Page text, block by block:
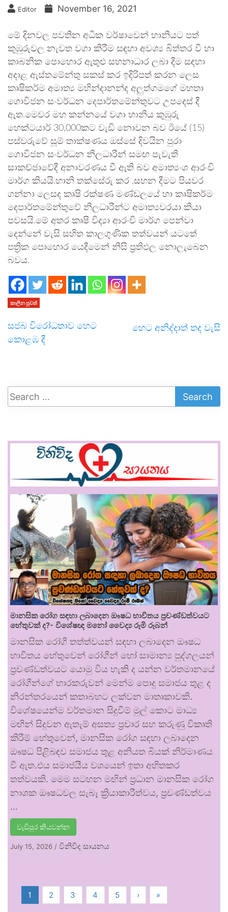
Editor November 16, 2021
මේ දිනවල පවතින අධික වර්ෂාවෙන් හානියට පත්
කුඹුරුවල නැවත වගා කිරීම සඳහා අවශ්‍ය බිත්තර වී හා
කාබනික පොහොර ඇතුළු සහනාධාර ලබා දීම සඳහා
අදාළ ඇස්තමේන්තු සකස් කර ඉදිරිපත් කරන ලෙස
කෘෂිකර්ම අමාත්‍ය මහින්දානන්ද අලුත්ගමගේ මහතා
ගොවිජන සංවර්ධන දෙපාර්තමේන්තුවට උපදෙස් දී
ඇත.මෙවර මහ කන්නයේ වගා හානිය කුඹුරු
හෙක්ටයාර් 30,000කට වැඩි නොවන බව ඊයේ (15)
පස්වරුවේ සූම් තාක්ෂණය ඔස්සේ දිවයින පුරා
ගොවිජන සංවර්ධන නිලධාරීන් සමඟ පැවැති
සාකච්ඡාවේදී අනාවරණය වී ඇති බව අමාත්‍යංශ ආරංචි
මාර්ග කියයි.හානි තක්සේරු කර ,සහන දීමට පියවර
ගන්නා ලෙසද කෘෂි රක්ෂණ මණ්ඩලයේ හා කෘෂිකර්ම
දෙපාර්තමේන්තුවේ නිලධාරීන්ට අමාත්‍යවරයා කියා
පවසයි.මේ අතර කෘෂි විද්‍යා ආරංචි මාර්ග පෙන්වා
දෙන්නේ වැසි සහිත කාලගුණික තත්වයන් යටතේ
පත්‍රික පොහොර යෙදීමෙන් නිසි ප්‍රතිඵල නොලැබෙන
බවය.
කාලීන පුවත්
සජබ විරෝධතාව හෙට
කොළඹ දී
හෙට අනිද්දාත් තද වැසි
මානසික රෝග සඳහා ලබාදෙන ඖෂධ භාවිතය ප්‍රචණ්ඩත්වයට
හේතුවක් ද?- විශේෂඥ මනෝ වෛද්‍ය රූමි රූබන්
මානසික රෝගී තත්ත්වයන් සඳහා ලබාදෙන ඖෂධ
භාවිතය හේතුවෙන් රෝගීන් හෝ සාමාන්‍ය පුද්ගලයන්
ප්‍රචණ්ඩත්වයට යොමු විය හැකි ද යන්න වර්තමානයේ
රෝගීන්ගේ භාරකරුවන් මෙන්ම පොදු සමාජය තුළ ද
නිරන්තරයෙන් කතාබහට ලක්වන මාතෘකාවකි.
විශේෂයෙන්ම වර්තමාන සිදුවීම් මුල් කොට මාධ්‍ය
මඟින් සිදුවන ඇතැම් අසත්‍ය ප්‍රචාර සහ කරුණු විකෘති
කිරීම් හේතුවෙන්, මානසික රෝග සඳහා ලබාදෙන
ඖෂධ පිළිබඳව සමාජය තුළ අනියත බියක් නිර්මාණය
වී ඇත.එය සමාජයීය වශයෙන් ඉතා අහිතකර
තත්වයකි. මෙම සටහන මඟින් ප්‍රධාන මානසික රෝග
නාශක ඖෂධවල සැබෑ ක්‍රියාකාරීත්වය, ප්‍රචණ්ඩත්වය
…
වැඩිපුර කියවන්න
July 15, 2026 / විනිවිද සායනය
1 2 3 4 5 › »